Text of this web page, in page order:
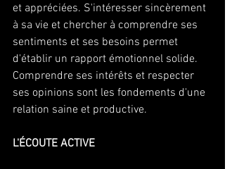
et appréciées. S'intéresser sincèrement
à sa vie et chercher à comprendre ses
sentiments et ses besoins permet
d'établir un rapport émotionnel solide.
Comprendre ses intérêts et respecter
ses opinions sont les fondements d'une
relation saine et productive.
L'ÉCOUTE ACTIVE